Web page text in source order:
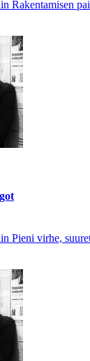
Rakentamisen
Pieni virhe,